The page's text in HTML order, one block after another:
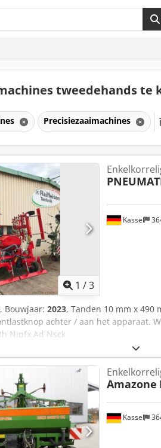
tweedehands te
Precisiezaaimachines
1 /3
Kassel
, Bouwjaar: 2023, Tanden 10 mm x 490
achter / aan het apparaat.
Njpfx Ad Nsck
Kassel
Amazone